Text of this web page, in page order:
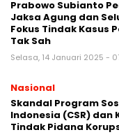
Prabowo Subianto
Jaksa Agung dan
Fokus Tindak Kasus
Tak Sah
Selasa, 14 Januari 2025 -
Nasional
Skandal Program
Indonesia (CSR) dan
Tindak Pidana